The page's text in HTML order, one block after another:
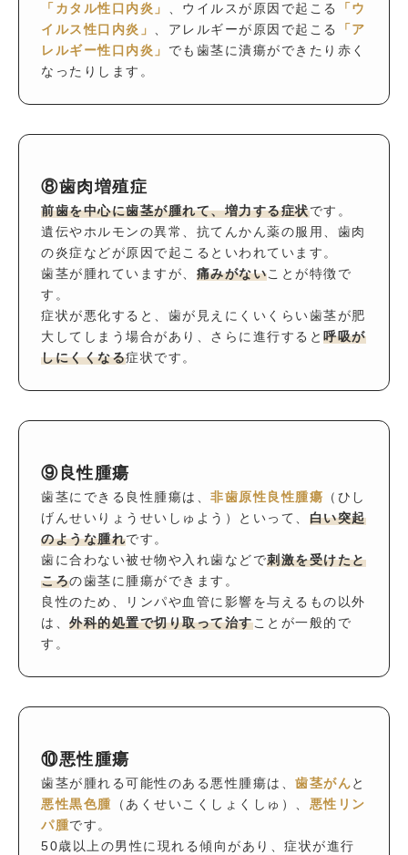
「カタル性口内炎」
、ウイルスが原因で起こる
「ウ
イルス性口内炎」
、アレルギーが原因で起こる
「ア
レルギー性口内炎」 でも歯茎に潰瘍ができたり赤く
なったりします。
⑧歯肉増殖症
前歯を中心に歯茎が腫れて、増力する症状です。
遺伝やホルモンの異常、抗てんかん薬の服用、歯肉
の炎症などが原因で起こるといわれています。
歯茎が腫れていますが、 痛みがないことが特徴で
す。
症状が悪化すると、歯が見えにくいくらい歯茎が肥
大してしまう場合があり、さらに進行すると 呼吸が
しにくくなる症状です。
⑨良性腫瘍
歯茎にできる良性腫瘍は、 非歯原性良性腫瘍 （ひし
げんせいりょうせいしゅよう）といって、 白い突起
のような腫れです。
歯に合わない被せ物や入れ歯などで刺激を受けたと
ころの歯茎に腫瘍ができます。
良性のため、リンパや血管に影響を与えるもの以外
は、 外科的処置で切り取って治すことが一般的で
す。
⑩悪性腫瘍
歯茎が腫れる可能性のある悪性腫瘍は、 歯茎がんと
悪性黒色腫 （あくせいこくしょくしゅ）、 悪性リン
パ腫です。
50歳以上の男性に現れる傾向があり、症状が進行